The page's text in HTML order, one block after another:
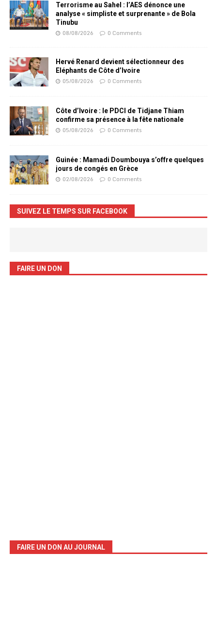
Terrorisme au Sahel : l’AES dénonce une
analyse « simpliste et surprenante » de Bola
Tinubu
08/08/2026 0 Comments
Hervé Renard devient sélectionneur des
Eléphants de Côte d’Ivoire
05/08/2026 0 Comments
Côte d’Ivoire : le PDCI de Tidjane Thiam
confirme sa présence à la fête nationale
05/08/2026 0 Comments
Guinée : Mamadi Doumbouya s’offre quelques
jours de congés en Grèce
02/08/2026 0 Comments
SUIVEZ LE TEMPS SUR FACEBOOK
FAIRE UN DON
FAIRE UN DON AU JOURNAL